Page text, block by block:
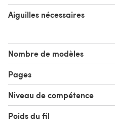
Aiguilles nécessaires
Nombre de modèles
Pages
Niveau de compétence
Poids du fil